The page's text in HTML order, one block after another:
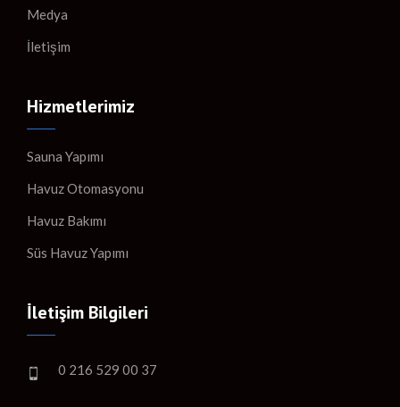
Medya
İletişim
Hizmetlerimiz
Sauna Yapımı
Havuz Otomasyonu
Havuz Bakımı
Süs Havuz Yapımı
İletişim Bilgileri
0 216 529 00 37